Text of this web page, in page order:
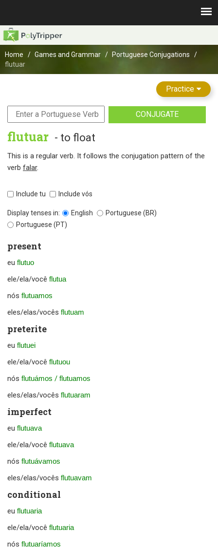
Home Games and Grammar
Portuguese Conjugations
flutuar
Practice
CONJUGATE
flutuar - to float
This is a regular verb. It follows the conjugation pattern of the
verb falar.
Include tu Include vós
Display tenses in: English
Portuguese (BR)
Portuguese (PT)
present
eu flutuo
ele/ela/você flutua
nós flutuamos
eles/elas/vocês flutuam
preterite
eu flutuei
ele/ela/você flutuou
nós flutuámos / flutuamos
eles/elas/vocês flutuaram
imperfect
eu flutuava
ele/ela/você flutuava
nós flutuávamos
eles/elas/vocês flutuavam
conditional
eu flutuaria
ele/ela/você flutuaria
nós flutuaríamos